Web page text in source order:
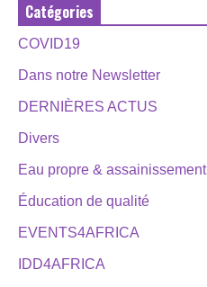
Catégories
COVID19
Dans notre Newsletter
DERNIÈRES ACTUS
Divers
Eau propre & assainissement
Éducation de qualité
EVENTS4AFRICA
IDD4AFRICA